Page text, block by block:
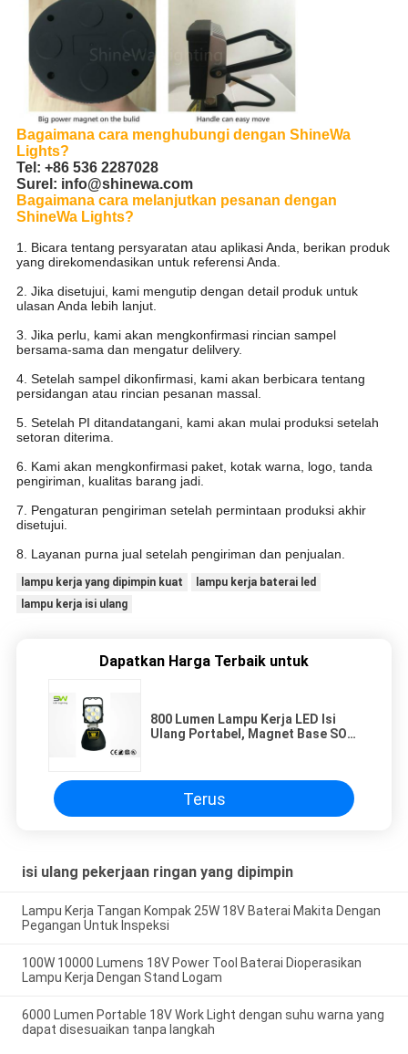
Bagaimana cara menghubungi dengan ShineWa
Lights?
Tel: +86 536 2287028
Surel: info@shinewa.com
Bagaimana cara melanjutkan pesanan dengan
ShineWa Lights?
1. Bicara tentang persyaratan atau aplikasi Anda, berikan produk
yang direkomendasikan untuk referensi Anda.
2. Jika disetujui, kami mengutip dengan detail produk untuk
ulasan Anda lebih lanjut.
3. Jika perlu, kami akan mengkonfirmasi rincian sampel
bersama-sama dan mengatur delilvery.
4. Setelah sampel dikonfirmasi, kami akan berbicara tentang
persidangan atau rincian pesanan massal.
5. Setelah PI ditandatangani, kami akan mulai produksi setelah
setoran diterima.
6. Kami akan mengkonfirmasi paket, kotak warna, logo, tanda
pengiriman, kualitas barang jadi.
7. Pengaturan pengiriman setelah permintaan produksi akhir
disetujui.
8. Layanan purna jual setelah pengiriman dan penjualan.
lampu kerja yang dipimpin kuat
lampu kerja baterai led
lampu kerja isi ulang
Dapatkan Harga Terbaik untuk
800 Lumen Lampu Kerja LED Isi
Ulang Portabel, Magnet Base SOS
Terus
isi ulang pekerjaan ringan yang dipimpin
Lampu Kerja Tangan Kompak 25W 18V Baterai Makita Dengan
Pegangan Untuk Inspeksi
100W 10000 Lumens 18V Power Tool Baterai Dioperasikan
Lampu Kerja Dengan Stand Logam
6000 Lumen Portable 18V Work Light dengan suhu warna yang
dapat disesuaikan tanpa langkah